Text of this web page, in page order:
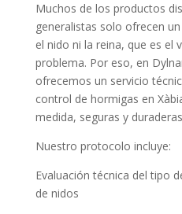
Muchos de los productos
generalistas solo ofrecen
el nido ni la reina, que es el
problema. Por eso, en
ofrecemos un servicio
control de hormigas en
medida, seguras y
Nuestro protocolo incluye:
Evaluación técnica del tipo
de nidos